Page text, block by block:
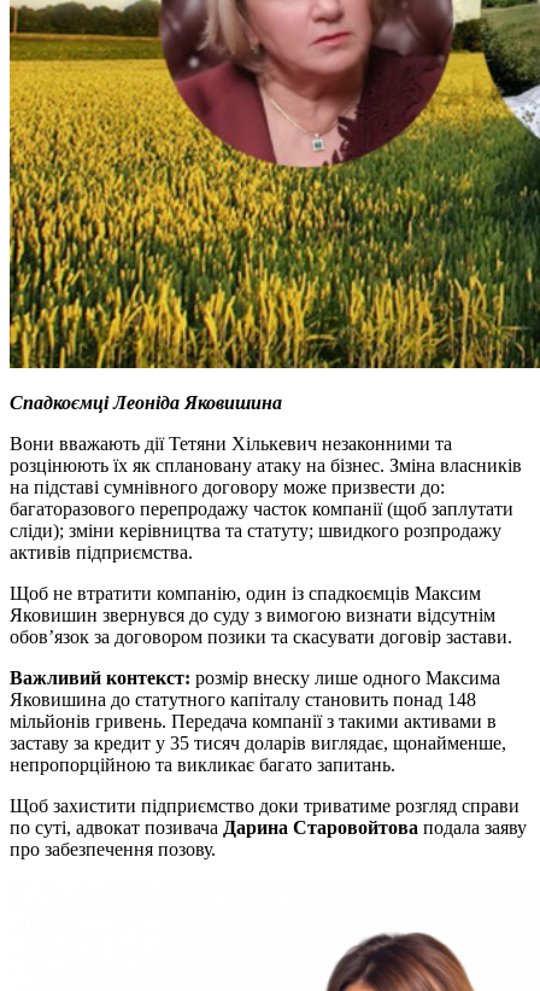
Спадкоємці Леоніда Яковишина
Вони вважають дії Тетяни Хількевич незаконними та
розцінюють їх як сплановану атаку на бізнес. Зміна власників
на підставі сумнівного договору може призвести до:
багаторазового перепродажу часток компанії (щоб заплутати
сліди); зміни керівництва та статуту; швидкого розпродажу
активів підприємства.
Щоб не втратити компанію, один із спадкоємців Максим
Яковишин звернувся до суду з вимогою визнати відсутнім
обов’язок за договором позики та скасувати договір застави.
Важливий контекст: розмір внеску лише одного Максима
Яковишина до статутного капіталу становить понад 148
мільйонів гривень. Передача компанії з такими активами в
заставу за кредит у 35 тисяч доларів виглядає, щонайменше,
непропорційною та викликає багато запитань.
Щоб захистити підприємство доки триватиме розгляд справи
по суті, адвокат позивача Дарина Старовойтова подала заяву
про забезпечення позову.